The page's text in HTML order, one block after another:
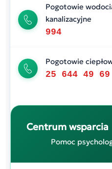
Pogotowie
kanalizacyjne
994
Pogotowie
25 644 49 69
Centrum wsparcia
Pomoc